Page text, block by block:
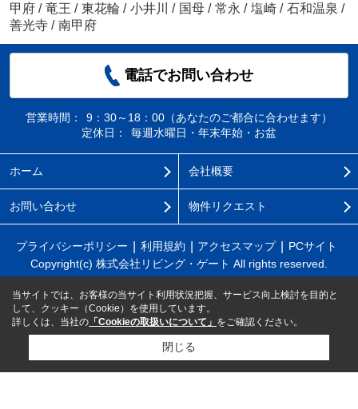
甲府 / 竜王 / 東花輪 / 小井川 / 国母 / 常永 / 塩崎 / 石和温泉 /
善光寺 / 南甲府
電話でお問い合わせ
営業時間：
9：30～18：00（あなたのご都合に合わせます）
定休日：
毎週水曜日・年末年始・お盆
ホーム 会社概要
お問い合わせ 物件リクエスト
プライバシーポリシー 利用規約 アクセスマップ
PCサイト
Copyright(c) 株式会社リビング・ゲート All rights reserved.
当サイトでは、お客様の当サイト利用状況把握、サービス向上検討を目的と
して、クッキー（Cookie）を使用しています。
詳しくは、当社の 「Cookieの取扱いについて」 をご確認ください。
閉じる